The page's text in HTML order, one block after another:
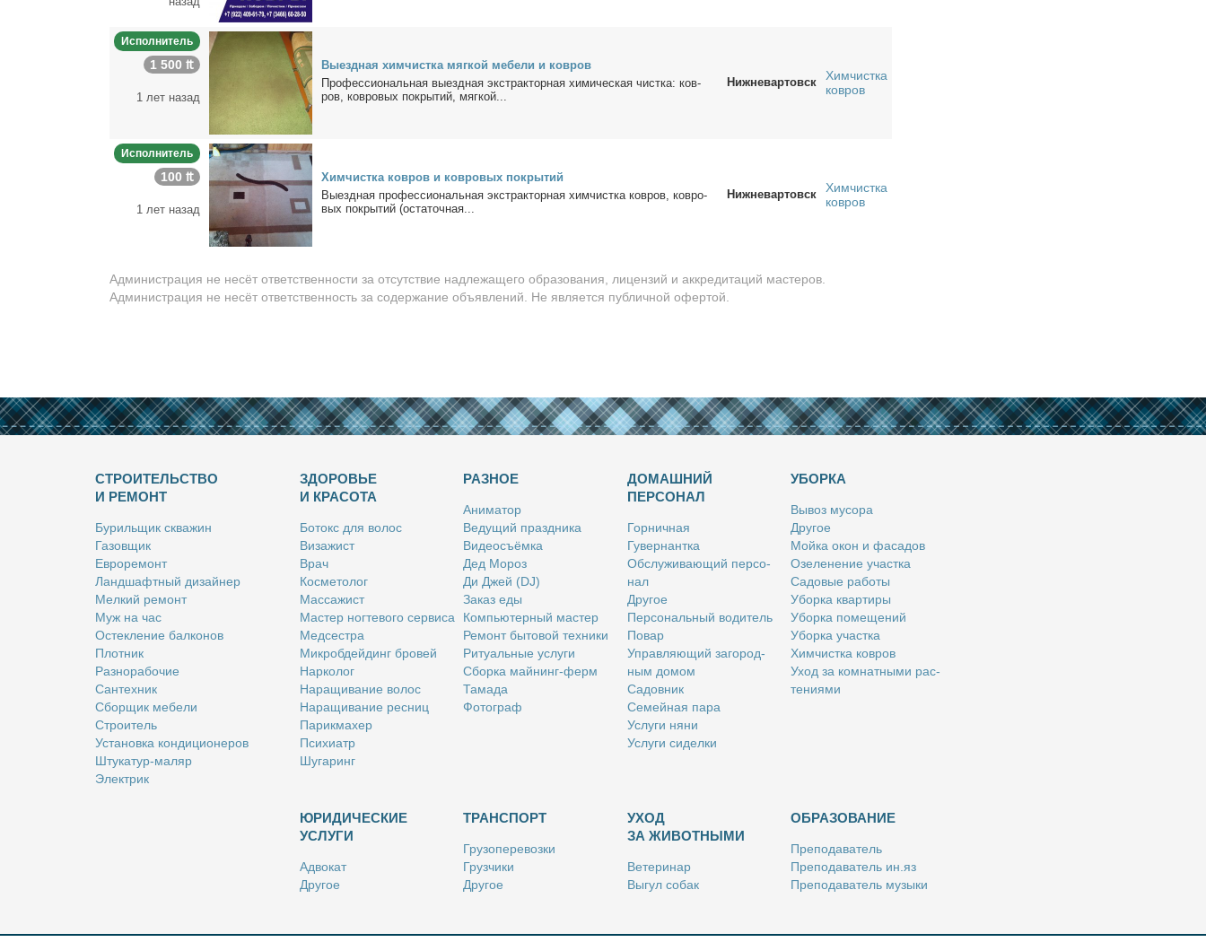
Исполнитель
1 500 ₶
1 лет назад
Вы­езд­ная хим­чист­ка мяг­кой ме­бе­ли и ков­ров
Про­фес­сио­наль­ная вы­езд­ная экс­трак­тор­ная хи­ми­че­ская чист­ка: ков­
ров, ков­ро­вых по­кры­тий, мяг­кой...
Нижневартовск
Химчистка
ковров
Исполнитель
100 ₶
1 лет назад
Хим­чист­ка ков­ров и ков­ро­вых по­кры­тий
Вы­езд­ная про­фес­сио­наль­ная экс­трак­тор­ная хим­чист­ка ков­ров, ков­ро­
вых по­кры­тий (оста­точ­ная...
Нижневартовск
Химчистка
ковров
Администрация не несёт ответственности за отсутствие надлежащего образования, лицензий и аккредитаций мастеров.
Администрация не несёт ответственность за содержание объявлений. Не является публичной офертой.
СТРОИТЕЛЬСТВО
И РЕМОНТ
Бу­риль­щик сква­жин
Га­зов­щик
Ев­ро­ре­монт
Ланд­шафт­ный ди­зай­нер
Мел­кий ре­монт
Муж на час
Остек­ле­ние бал­ко­нов
Плот­ник
Раз­но­ра­бо­чие
Сан­тех­ник
Сбор­щик ме­бе­ли
Стро­и­тель
Уста­нов­ка кон­ди­ци­о­не­ров
Шту­ка­тур-ма­ляр
Элек­трик
ЗДОРОВЬЕ
И КРАСОТА
Бо­токс для во­лос
Ви­за­жист
Врач
Кос­ме­то­лог
Мас­са­жист
Ма­стер ног­те­во­го сер­ви­са
Мед­сест­ра
Мик­роб­дей­динг бро­вей
Нар­ко­лог
На­ра­щи­ва­ние во­лос
На­ра­щи­ва­ние рес­ниц
Па­рик­махер
Пси­хи­атр
Шу­га­ринг
РАЗНОЕ
Ани­ма­тор
Ве­ду­щий празд­ни­ка
Ви­део­съём­ка
Дед Мо­роз
Ди Джей (DJ)
За­каз еды
Ком­пью­тер­ный ма­стер
Ре­монт бы­то­вой тех­ни­ки
Ри­ту­аль­ные услу­ги
Сбор­ка май­нинг-ферм
Та­ма­да
Фо­то­граф
ДОМАШНИЙ
ПЕРСОНАЛ
Гор­нич­ная
Гу­вер­нант­ка
Об­слу­жи­ва­ю­щий пер­со­
нал
Дру­гое
Пер­со­наль­ный во­ди­тель
По­вар
Управ­ля­ю­щий за­го­род­
ным до­мом
Са­дов­ник
Се­мей­ная па­ра
Услу­ги ня­ни
Услу­ги си­дел­ки
УБОРКА
Вы­воз му­со­ра
Дру­гое
Мой­ка окон и фа­са­дов
Озе­ле­не­ние участ­ка
Са­до­вые ра­бо­ты
Убор­ка квар­ти­ры
Убор­ка по­ме­ще­ний
Убор­ка участ­ка
Хим­чист­ка ков­ров
Уход за ком­нат­ны­ми рас­
те­ни­я­ми
ЮРИДИЧЕСКИЕ
УСЛУГИ
Адво­кат
Дру­гое
Ри­эл­тор
ТРАНСПОРТ
Гру­зо­пе­ре­воз­ки
Груз­чи­ки
Дру­гое
Так­си
УХОД
ЗА ЖИВОТНЫМИ
Ве­те­ри­нар
Вы­гул со­бак
Стриж­ка жи­вот­ных
ОБРАЗОВАНИЕ
Пре­по­да­ва­тель
Пре­по­да­ва­тель ин.яз
Пре­по­да­ва­тель му­зы­ки